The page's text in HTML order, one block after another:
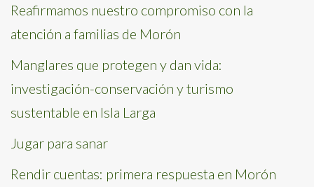
Reafirmamos nuestro compromiso con la
atención a familias de Morón
Manglares que protegen y dan vida:
investigación-conservación y turismo
sustentable en Isla Larga
Jugar para sanar
Rendir cuentas: primera respuesta en Morón